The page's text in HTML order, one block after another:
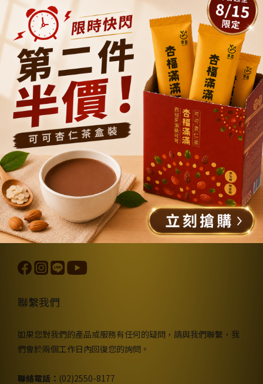
關於我們
品牌故事
商店簡介
隱私權及網站使用條款
購物說明
退換貨政策
運送政策
聯繫我們
如果您對我們的產品或服務有任何的疑問，請與我們聯繫，我
們會於兩個工作日內回復您的詢問。
聯絡電話： (02)2550-8177